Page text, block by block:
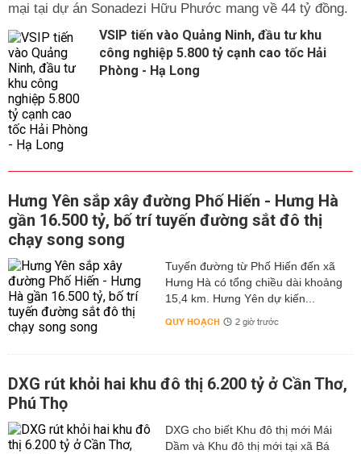
mại tại dự án Sonadezi Hữu Phước mang về 44 tỷ đồng.
VSIP tiến vào Quảng Ninh, đầu tư khu
công nghiệp 5.800 tỷ cạnh cao tốc Hải
Phòng - Hạ Long
Hưng Yên sắp xây đường Phố Hiến - Hưng Hà
gần 16.500 tỷ, bố trí tuyến đường sắt đô thị
chạy song song
Tuyến đường từ Phố Hiến đến xã
Hưng Hà có tổng chiều dài khoảng
15,4 km. Hưng Yên dự kiến...
QUY HOẠCH 2 giờ trước
DXG rút khỏi hai khu đô thị 6.200 tỷ ở Cần Thơ,
Phú Thọ
DXG cho biết Khu đô thị mới Mái
Dầm và Khu đô thị mới tại xã Bá